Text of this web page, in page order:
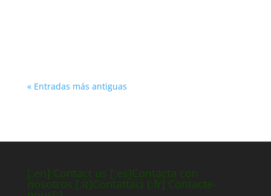
« Entradas más antiguas
[:en] Contact us [:es]Contacta con
nosotros [:it]Contattaci [:fr] Contacte-